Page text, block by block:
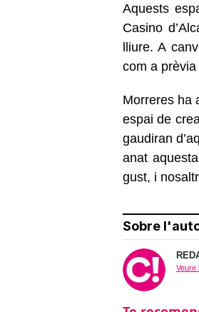
Aquests
Casino
lliure. A
com a prèvia
Morreres ha
espai de
gaudiran
anat
gust, i
Sobre
Veure